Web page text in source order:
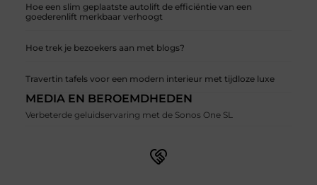
Hoe een slim geplaatste autolift de efficiëntie van een
goederenlift merkbaar verhoogt
Hoe trek je bezoekers aan met blogs?
Travertin tafels voor een modern interieur met tijdloze luxe
MEDIA EN BEROEMDHEDEN
Verbeterde geluidservaring met de Sonos One SL